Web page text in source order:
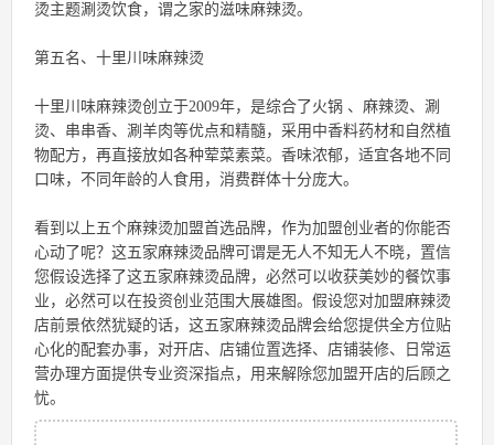
烫主题涮烫饮食，谓之家的滋味麻辣烫。
第五名、十里川味麻辣烫
十里川味麻辣烫创立于2009年，是综合了火锅 、麻辣烫、涮
烫、串串香、涮羊肉等优点和精髓，采用中香料药材和自然植
物配方，再直接放如各种荤菜素菜。香味浓郁，适宜各地不同
口味，不同年龄的人食用，消费群体十分庞大。
看到以上五个麻辣烫加盟首选品牌，作为加盟创业者的你能否
心动了呢？这五家麻辣烫品牌可谓是无人不知无人不晓，置信
您假设选择了这五家麻辣烫品牌，必然可以收获美妙的餐饮事
业，必然可以在投资创业范围大展雄图。假设您对加盟麻辣烫
店前景依然犹疑的话，这五家麻辣烫品牌会给您提供全方位贴
心化的配套办事，对开店、店铺位置选择、店铺装修、日常运
营办理方面提供专业资深指点，用来解除您加盟开店的后顾之
忧。